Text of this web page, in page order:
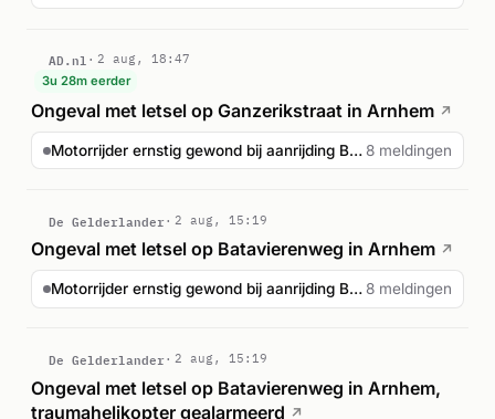
AD.nl
2 aug, 18:47
3u 28m eerder
Ongeval met letsel op Ganzerikstraat in Arnhem ↗
Motorrijder ernstig gewond bij aanrijding Batavierenweg A... 8 meldingen
De Gelderlander 2 aug, 15:19
Ongeval met letsel op Batavierenweg in Arnhem ↗
Motorrijder ernstig gewond bij aanrijding Batavierenweg A... 8 meldingen
De Gelderlander 2 aug, 15:19
Ongeval met letsel op Batavierenweg in Arnhem,
traumahelikopter gealarmeerd ↗